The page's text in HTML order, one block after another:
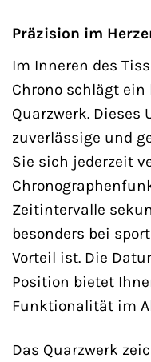
Präzision im
Im Inneren des
Chrono schlägt ein
Quarzwerk.
zuverlässige und
Sie sich jederzeit
Zeitintervalle
besonders bei
Vorteil ist. Die
Position bietet
Funktionalität im
Das Quarzwerk